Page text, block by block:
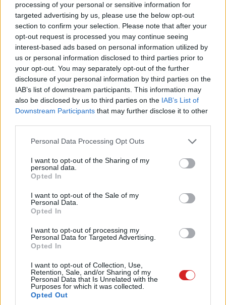
processing of your personal or sensitive information for
targeted advertising by us, please use the below opt-out
section to confirm your selection. Please note that after your
opt-out request is processed you may continue seeing
interest-based ads based on personal information utilized by
us or personal information disclosed to third parties prior to
your opt-out. You may separately opt-out of the further
disclosure of your personal information by third parties on the
IAB’s list of downstream participants. This information may
also be disclosed by us to third parties on the IAB’s List of
Downstream Participants that may further disclose it to other
Please note that this website/app uses one or more Google
not limited to your visit or usage behaviour. You may click to
grant or deny consent to Google and its third-party tags to
use your data for below specified purposes in below Google
consent section.
Personal Data Processing Opt Outs
I want to opt-out of the Sharing of my
personal data.
Opted In
I want to opt-out of the Sale of my
Personal Data.
Opted In
I want to opt-out of processing my
Personal Data for Targeted Advertising.
Opted In
I want to opt-out of Collection, Use,
Retention, Sale, and/or Sharing of my
Personal Data that Is Unrelated with the
Purposes for which it was collected.
Opted Out
valójában kémprogramként gyűjtötte a jelszavakat. Más
esetekben hamis játékbeli ajánlatok vezettek ahhoz,
hogy csalók több tízezer forint értékben vásároltak
tárgyakat egy feltört gyerekfiókról. Az is gondot okozhat,
ha a fiatalok felelőtlenül osztanak meg képeket vagy
személyes adatokat, amelyek később zaklatás vagy
zsarolás alapjául szolgálhatnak.
A szakértők hangsúlyozzák: a fiatal generációk gyakran
túlértékelik saját tudatosságukat, miközben még a
felnőttek sem képesek önállóan felismerni az összes
kártevőt. Az AV Atlas adatai szerint jelenleg 1,4
így megbízható védelmi szoftver nélkül gyakorlatilag
lehetetlen garantálni a biztonságot.
külön felhasználói fiók létrehozása korlátozott
jogosultságokkal, a helymeghatározás és az
eszközkeresés aktiválása, valamint a gyermek
rendszeres beszélgetésbe vonása arról, hogy mit látott
és kivel találkozott az online térben. A modern biztonsági
programok már nemcsak a kártevőket szűrik, hanem